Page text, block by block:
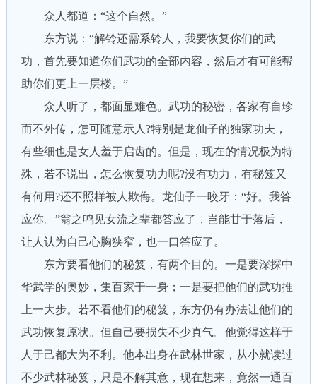
众人都道：“这个自然。”
东方说：“解铃还需系铃人，我要恢复你们的武
功，首先要知道你们武功的全部内容，然后才有可能帮
助你们更上一层楼。”
众人听了，都面显难色。武功的秘密，各家有自珍
而不外传，怎可随意示人?特别是龙仙子的独家功夫，
有些细也是女人羞于启齿的。但是，现在的情况极为特
殊，若不说出，怎么恢复功力呢?没有功力，有秘笈又
有何用?还不照样被人欺侮。龙仙子一咬牙：“好。我答
应你。”翁之鸣见女流之辈都答应了，岂能甘于落后，
让人认为自己心胸狭窄，也一口答应了。
东方要看他们的秘笈，有两个目的。一是要深探中
华武学的奥妙，集百家于一身；一是要把他们的武功推
上一大步。若不看他们的秘笈，东方仍有办法让他们的
武功恢复原状。但自己要损失不少真气。他觉得这样于
人于己都大为不利。他本出身在武林世家，从小就读过
不少武林秘笈，只是不解其意，现在想来，竟然一通百